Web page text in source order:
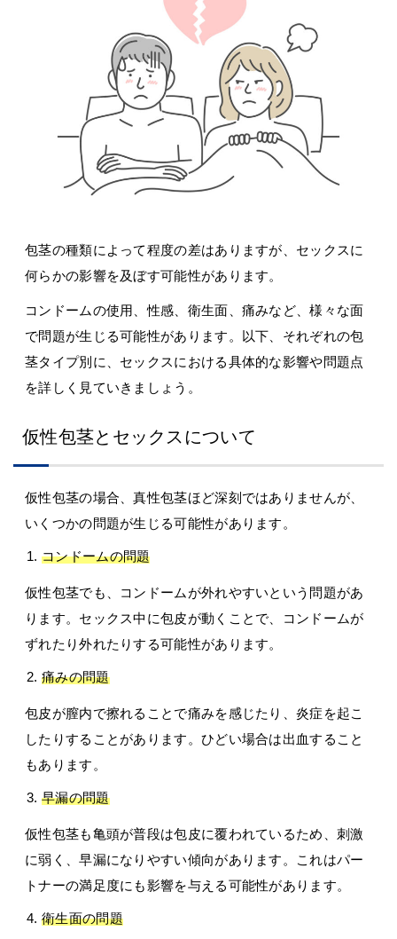
包茎の種類によって程度の差はありますが、セックスに
何らかの影響を及ぼす可能性があります。
コンドームの使用、性感、衛生面、痛みなど、様々な面
で問題が生じる可能性があります。以下、それぞれの包
茎タイプ別に、セックスにおける具体的な影響や問題点
を詳しく見ていきましょう。
仮性包茎とセックスについて
仮性包茎の場合、真性包茎ほど深刻ではありませんが、
いくつかの問題が生じる可能性があります。
コンドームの問題
仮性包茎でも、コンドームが外れやすいという問題があ
ります。セックス中に包皮が動くことで、コンドームが
ずれたり外れたりする可能性があります。
痛みの問題
包皮が膣内で擦れることで痛みを感じたり、炎症を起こ
したりすることがあります。ひどい場合は出血すること
もあります。
早漏の問題
仮性包茎も亀頭が普段は包皮に覆われているため、刺激
に弱く、早漏になりやすい傾向があります。これはパー
トナーの満足度にも影響を与える可能性があります。
衛生面の問題